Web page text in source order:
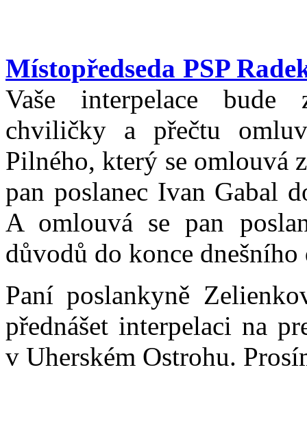
Místopředseda PSP
Vaše interpelace bude
chviličky a přečtu
Pilného, který se omlouvá
pan poslanec Ivan Gabal
A omlouvá se pan
důvodů do konce dnešního
Paní poslankyně
přednášet interpelaci na
v Uherském Ostrohu.